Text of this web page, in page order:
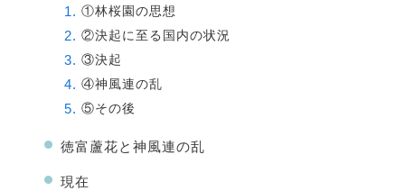
①林桜園の思想
②決起に至る国内の状況
③決起
④神風連の乱
⑤その後
徳富蘆花と神風連の乱
現在